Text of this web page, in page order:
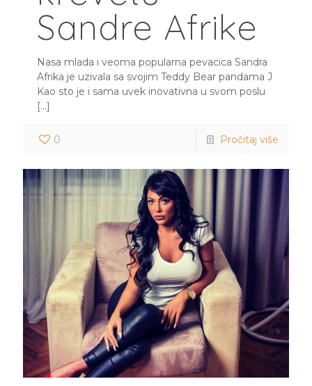
Sandre Afrike
Nasa mlada i veoma popularna pevacica Sandra
Afrika je uzivala sa svojim Teddy Bear pandama J
Kao sto je i sama uvek inovativna u svom poslu
[…]
0 Pročitaj više